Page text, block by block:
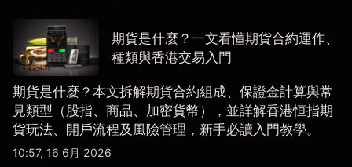
期貨是什麼？一文看懂期貨合約運作、
種類與香港交易入門
期貨是什麼？本文拆解期貨合約組成、保證金計算與常
見類型（股指、商品、加密貨幣），並詳解香港恒指期
貨玩法、開戶流程及風險管理，新手必讀入門教學。
10:57, 16 6月 2026